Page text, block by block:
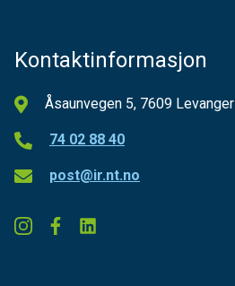
Kontaktinformasjon
Åsaunvegen 5, 7609 Levanger
74 02 88 40
post@ir.nt.no